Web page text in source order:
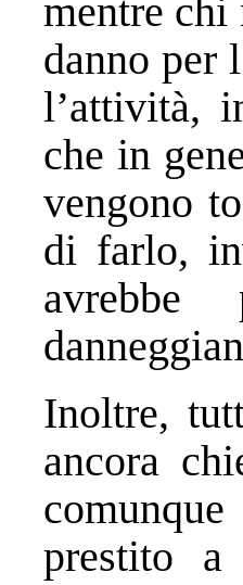
mentre chi
danno per
l’attività,
che in
vengono
di farlo,
avrebbe
Inoltre,
ancora
prestito a